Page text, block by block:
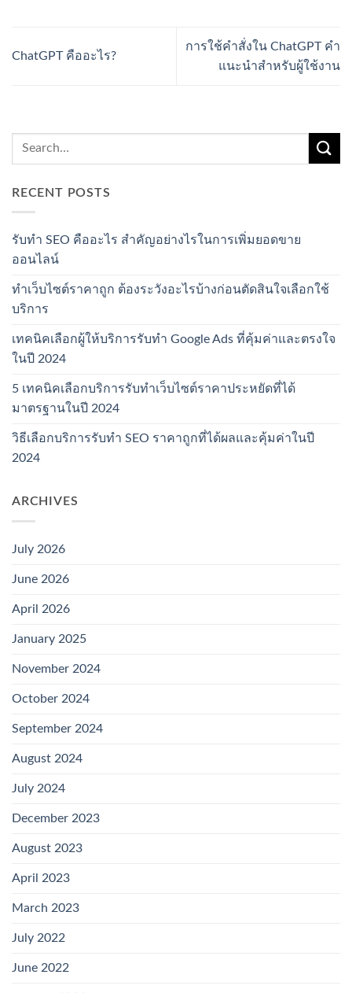
ChatGPT คืออะไร?
การใช้คำสั่งใน ChatGPT คำ
แนะนำสำหรับผู้ใช้งาน
RECENT POSTS
รับทำ SEO คืออะไร สำคัญอย่างไรในการเพิ่มยอดขาย
ออนไลน์
ทำเว็บไซต์ราคาถูก ต้องระวังอะไรบ้างก่อนตัดสินใจเลือกใช้
บริการ
เทคนิคเลือกผู้ให้บริการรับทำ Google Ads ที่คุ้มค่าและตรงใจ
ในปี 2024
5 เทคนิคเลือกบริการรับทำเว็บไซต์ราคาประหยัดที่ได้
มาตรฐานในปี 2024
วิธีเลือกบริการรับทำ SEO ราคาถูกที่ได้ผลและคุ้มค่าในปี
2024
ARCHIVES
July 2026
June 2026
April 2026
January 2025
November 2024
October 2024
September 2024
August 2024
July 2024
December 2023
August 2023
April 2023
March 2023
July 2022
June 2022